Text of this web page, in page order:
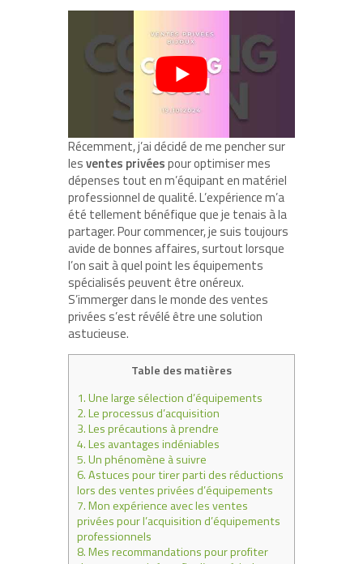
Récemment, j’ai décidé de me pencher sur
lesventes privéespour optimiser mes
dépenses tout en m’équipant en matériel
professionnel de qualité. L’expérience m’a
été tellement bénéfique que je tenais à la
partager. Pour commencer, je suis toujours
avide de bonnes affaires, surtout lorsque
l’on sait à quel point les équipements
spécialisés peuvent être onéreux.
S’immerger dans le monde des ventes
privées s’est révélé être une solution
astucieuse.
Table des matières
1.Une large sélection d’équipements
2.Le processus d’acquisition
3.Les précautions à prendre
4.Les avantages indéniables
5.Un phénomène à suivre
6.Astuces pour tirer parti des réductions
lors des ventes privées d’équipements
7.Mon expérience avec les ventes
privées pour l’acquisition d’équipements
professionnels
8.Mes recommandations pour profiter